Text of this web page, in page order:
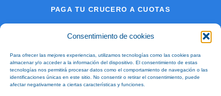
Consentimiento de cookies
Para ofrecer las mejores experiencias, utilizamos tecnologías como las cookies para
almacenar y/o acceder a la información del dispositivo. El consentimiento de estas
tecnologías nos permitirá procesar datos como el comportamiento de navegación o las
identificaciones únicas en este sitio. No consentir o retirar el consentimiento, puede
afectar negativamente a ciertas características y funciones.
PAGA TU CRUCERO A CUOTAS
@2026 – Todos los Derechos Reservados Centro de Cruceros
SAS (Nit. 900.626.436-1) RNT. 40534
"Estamos comprometidos con el turismo responsable y
sostenible: Rechazamos y denunciamos cualquier forma de